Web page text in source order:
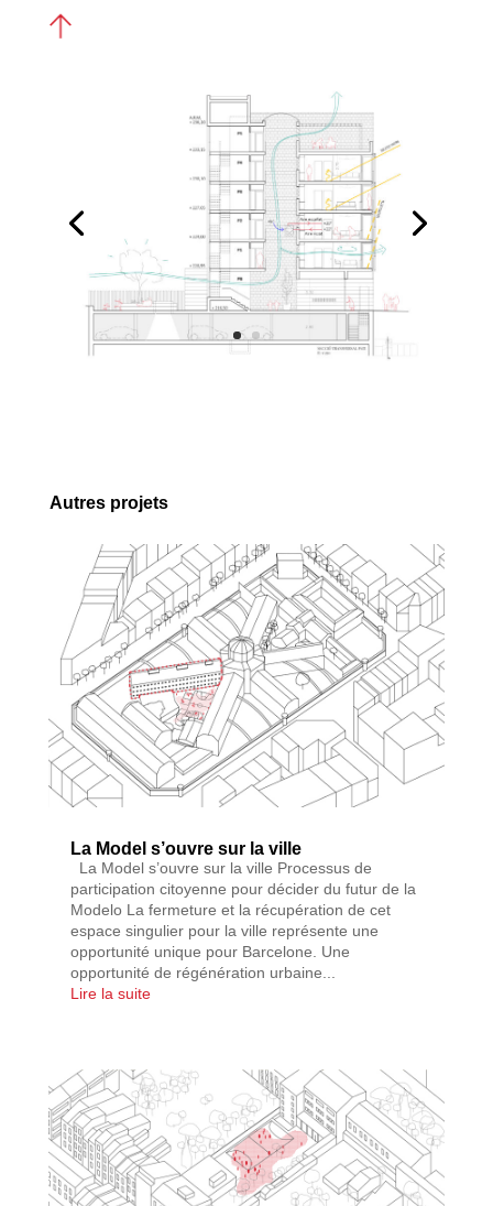
Autres projets
La Model s’ouvre sur la ville
La Model s’ouvre sur la ville Processus de
participation citoyenne pour décider du futur de la
Modelo La fermeture et la récupération de cet
espace singulier pour la ville représente une
opportunité unique pour Barcelone. Une
opportunité de régénération urbaine...
Lire la suite